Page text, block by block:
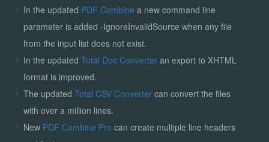
In the updated PDF Combine a new command line
parameter is added -IgnoreInvalidSource when any file
from the input list does not exist.
In the updated Total Doc Converter an export to XHTML
format is improved.
The updated Total CSV Convertercan convert the files
with over a million lines.
New PDF Combine Pro can create multiple line headers